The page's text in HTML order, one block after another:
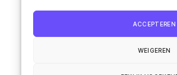
ACCEPTEREN
WEIGEREN